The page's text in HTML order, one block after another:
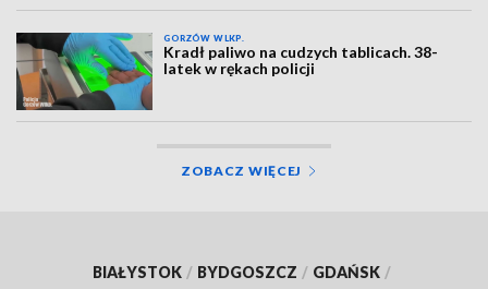
GORZÓW WLKP.
Kradł paliwo na cudzych tablicach. 38-
latek w rękach policji
ZOBACZ WIĘCEJ
BIAŁYSTOK / BYDGOSZCZ / GDAŃSK /